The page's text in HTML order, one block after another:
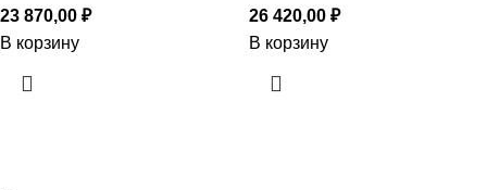
23 870,00 ₽
В корзину
26 420,00 ₽
В корзину